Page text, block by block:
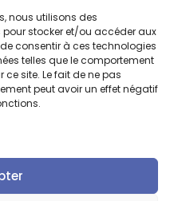
nous utilisons des
stocker et/ou accéder aux
consentir à ces technologies
telles que le comportement
site. Le fait de ne pas
peut avoir un effet négatif